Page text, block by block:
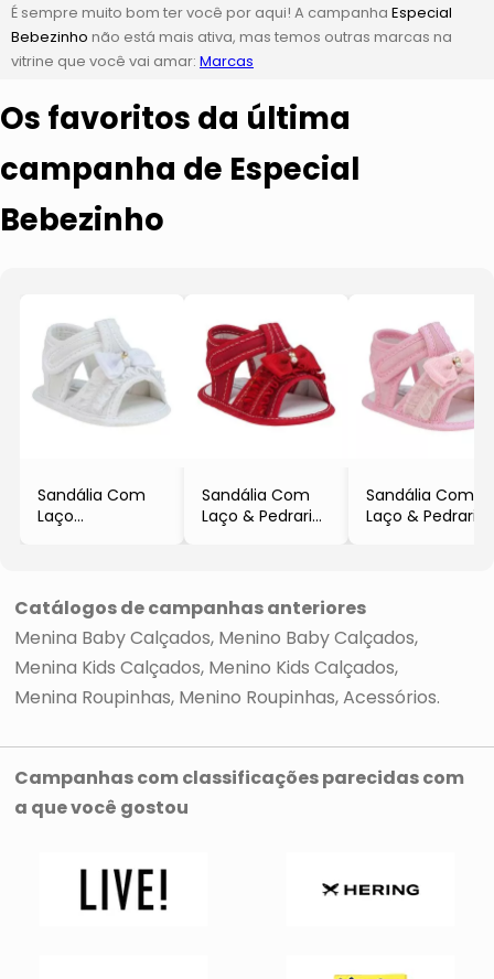
É sempre muito bom ter você por aqui! A campanha Especial
Bebezinho não está mais ativa, mas temos outras marcas na
vitrine que você vai amar: Marcas
Os favoritos da última
campanha de Especial
Bebezinho
Sandália Com
Laço
Sandália Com
Laço & Pedraria
Sandália Com
Laço & Pedraria
Catálogos de campanhas anteriores
Menina Baby Calçados Menino Baby Calçados
Menina Kids Calçados Menino Kids Calçados
Menina Roupinhas Menino Roupinhas Acessórios
Campanhas com classificações parecidas com
a que você gostou